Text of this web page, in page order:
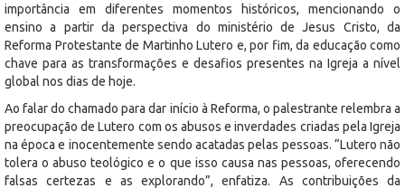
importância em diferentes momentos históricos, mencionando o
ensino a partir da perspectiva do ministério de Jesus Cristo, da
Reforma Protestante de Martinho Lutero e, por fim, da educação como
chave para as transformações e desafios presentes na Igreja a nível
global nos dias de hoje.
Ao falar do chamado para dar início à Reforma, o palestrante relembra a
preocupação de Lutero com os abusos e inverdades criadas pela Igreja
na época e inocentemente sendo acatadas pelas pessoas. “Lutero não
tolera o abuso teológico e o que isso causa nas pessoas, oferecendo
falsas certezas e as explorando”, enfatiza. As contribuições da